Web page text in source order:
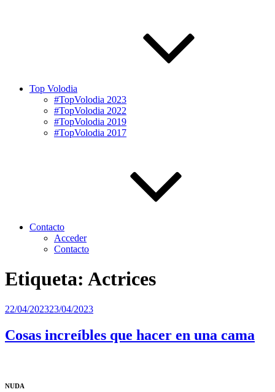
Top Volodia
#TopVolodia 2023
#TopVolodia 2022
#TopVolodia 2019
#TopVolodia 2017
Contacto
Acceder
Contacto
Etiqueta: Actrices
Publicado
22/04/202323/04/2023
Cosas increíbles que hacer en una cama
NUDA